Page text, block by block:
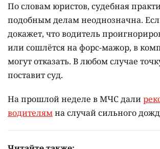
По словам юристов, судебная
подобным делам неоднозначна.
докажет, что водитель
или сошлётся на форс-мажор, в
могут отказать. В любом случае
поставит суд.
На прошлой неделе в МЧС дали
водителямна случай сильного